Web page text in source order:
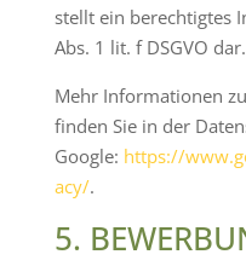
stellt ein berechtigtes
Abs. 1 lit. f DSGVO dar.
Mehr Informationen
finden Sie in der
Google: https://
acy/.
5.